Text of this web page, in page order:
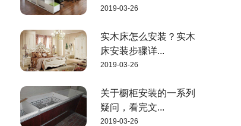
2019-03-26
实木床怎么安装？实木
床安装步骤详...
2019-03-26
关于橱柜安装的一系列
疑问，看完文...
2019-03-26